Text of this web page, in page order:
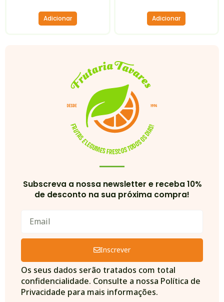
Adicionar Adicionar
Subscreva a nossa newsletter e receba 10%
de desconto na sua próxima compra!
Inscrever
Alternative:
Os seus dados serão tratados com total
confidencialidade. Consulte a nossa Política de
Privacidade para mais informações.